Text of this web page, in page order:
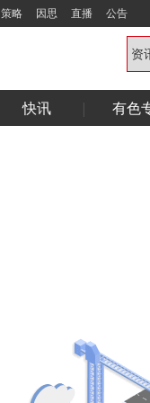
策略 因思 直播 公告
快讯 有色